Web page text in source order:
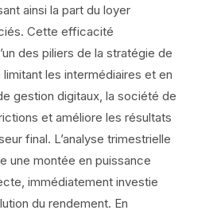
ainsi la part du loyer
Cette efficacité
des piliers de la stratégie de
limitant les intermédiaires et en
gestion digitaux, la société de
et améliore les résultats
final. L’analyse trimestrielle
une montée en puissance
immédiatement investie
du rendement. En